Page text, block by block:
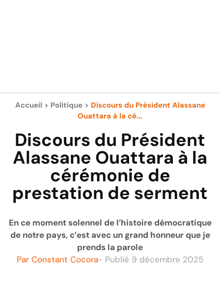
Accueil > Politique> Discours du Président Alassane
Ouattara à la cé...
Discours du Président
Alassane Ouattara à la
cérémonie de
prestation de serment
En ce moment solennel de l’histoire démocratique
de notre pays, c’est avec un grand honneur que je
prends la parole
Par Constant Cocora- Publié 9 décembre 2025